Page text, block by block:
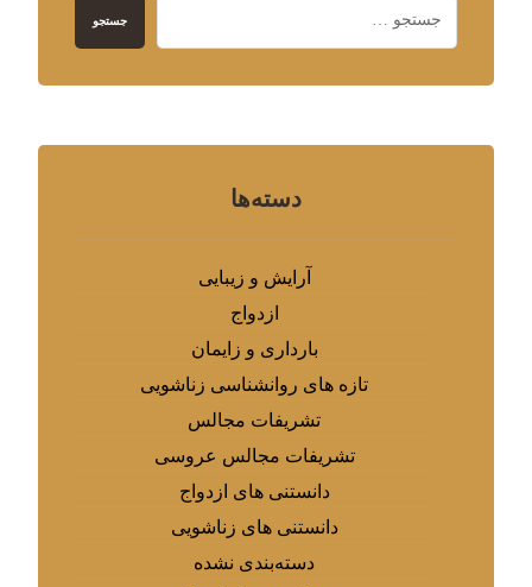
جستجو
دسته‌ها
آرایش و زیبایی
ازدواج
بارداری و زایمان
تازه های روانشناسی زناشویی
تشریفات مجالس
تشریفات مجالس عروسی
دانستنی های ازدواج
دانستنی های زناشویی
دسته‌بندی نشده